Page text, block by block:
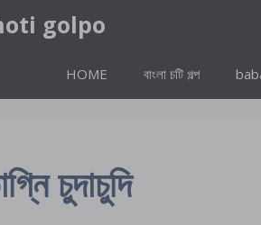
golpo
HOME বাংলা চটি গল্প
চুদাচুদি